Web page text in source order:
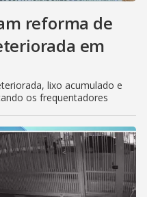
reforma de
em
lixo acumulado e
os frequentadores